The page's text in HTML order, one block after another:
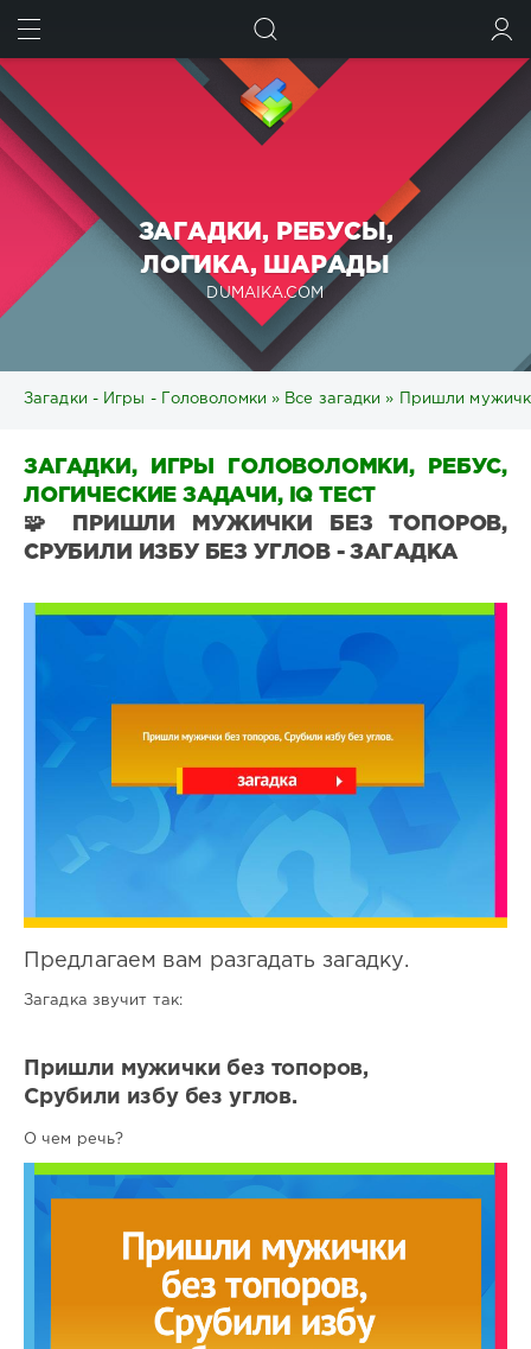
ЗАГАДКИ, РЕБУСЫ,
ЛОГИКА, ШАРАДЫ
DUMAIKA.COM
Загадки - Игры - Головоломки » Все загадки » Пришли
ЗАГАДКИ, ИГРЫ ГОЛОВОЛОМКИ, РЕБУС,
ЛОГИЧЕСКИЕ ЗАДАЧИ, IQ ТЕСТ
🧩 ПРИШЛИ МУЖИЧКИ БЕЗ ТОПОРОВ,
СРУБИЛИ ИЗБУ БЕЗ УГЛОВ - ЗАГАДКА
загадки
Предлагаем вам разгадать загадку.
Загадка звучит так:
Пришли мужички без топоров,
Срубили избу без углов.
О чем речь?